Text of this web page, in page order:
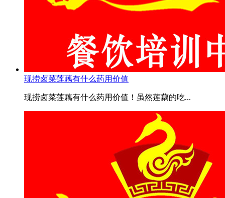
现捞卤菜莲藕有什么药用价值
现捞卤菜莲藕有什么药用价值！虽然莲藕的吃...